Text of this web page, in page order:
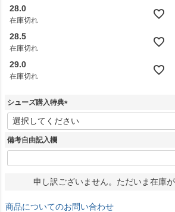
28.0
在庫切れ
28.5
在庫切れ
29.0
在庫切れ
シューズ購入特典
(
必
備考自由記入欄
申し訳ございません。ただいま在庫が
商品についてのお問い合わせ